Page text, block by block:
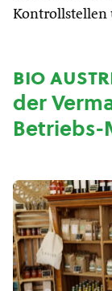
Kontrollstellen
bio
der